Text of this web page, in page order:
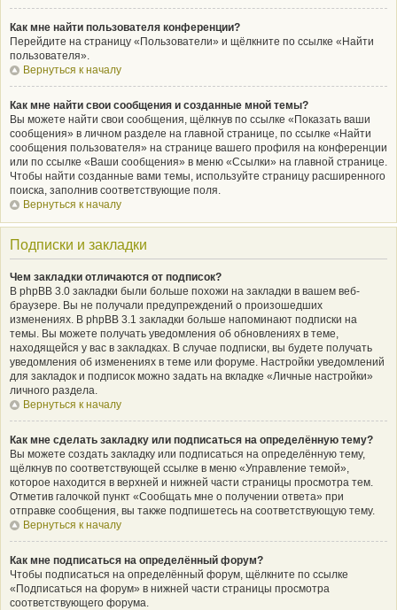
Как мне найти пользователя конференции?
Перейдите на страницу «Пользователи» и щёлкните по ссылке «Найти
пользователя».
Вернуться к началу
Как мне найти свои сообщения и созданные мной темы?
Вы можете найти свои сообщения, щёлкнув по ссылке «Показать ваши
сообщения» в личном разделе на главной странице, по ссылке «Найти
сообщения пользователя» на странице вашего профиля на конференции
или по ссылке «Ваши сообщения» в меню «Ссылки» на главной странице.
Чтобы найти созданные вами темы, используйте страницу расширенного
поиска, заполнив соответствующие поля.
Вернуться к началу
Подписки и закладки
Чем закладки отличаются от подписок?
В phpBB 3.0 закладки были больше похожи на закладки в вашем веб-
браузере. Вы не получали предупреждений о произошедших
изменениях. В phpBB 3.1 закладки больше напоминают подписки на
темы. Вы можете получать уведомления об обновлениях в теме,
находящейся у вас в закладках. В случае подписки, вы будете получать
уведомления об изменениях в теме или форуме. Настройки уведомлений
для закладок и подписок можно задать на вкладке «Личные настройки»
личного раздела.
Вернуться к началу
Как мне сделать закладку или подписаться на определённую тему?
Вы можете создать закладку или подписаться на определённую тему,
щёлкнув по соответствующей ссылке в меню «Управление темой»,
которое находится в верхней и нижней части страницы просмотра тем.
Отметив галочкой пункт «Сообщать мне о получении ответа» при
отправке сообщения, вы также подпишетесь на соответствующую тему.
Вернуться к началу
Как мне подписаться на определённый форум?
Чтобы подписаться на определённый форум, щёлкните по ссылке
«Подписаться на форум» в нижней части страницы просмотра
соответствующего форума.